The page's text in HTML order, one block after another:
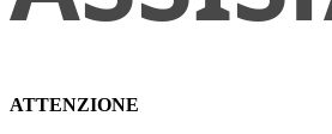
ATTENZIONE